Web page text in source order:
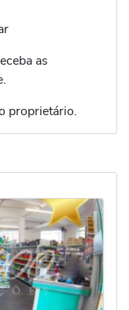
as
proprietário.